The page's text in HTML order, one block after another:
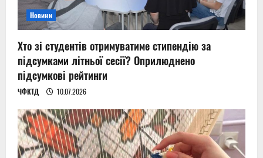
Новини
Хто зі студентів отримуватиме стипендію за
підсумками літньої сесії? Оприлюднено
підсумкові рейтинги
ЧФКТД 10.07.2026